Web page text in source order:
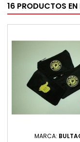
16 PRODUCTOS
MARCA: